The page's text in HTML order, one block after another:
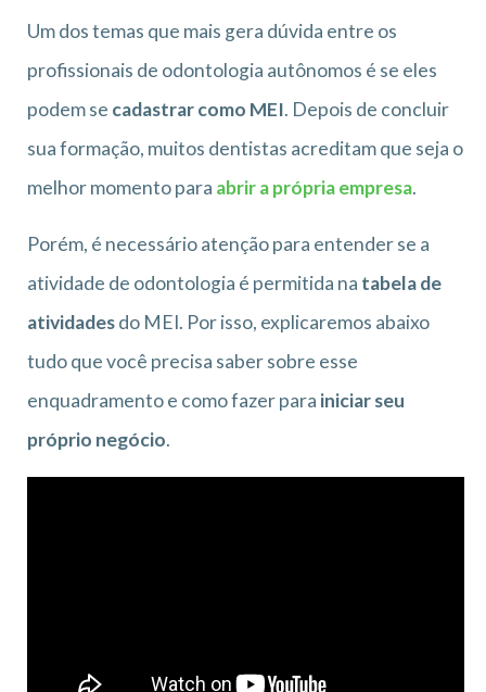
Um dos temas que mais gera dúvida entre os
profissionais de odontologia autônomos é se eles
podem se cadastrar como MEI. Depois de concluir
sua formação, muitos dentistas acreditam que seja o
melhor momento para abrir a própria empresa.
Porém, é necessário atenção para entender se a
atividade de odontologia é permitida na tabela de
atividadesdo MEI. Por isso, explicaremos abaixo
tudo que você precisa saber sobre esse
enquadramento e como fazer para iniciar seu
próprio negócio.